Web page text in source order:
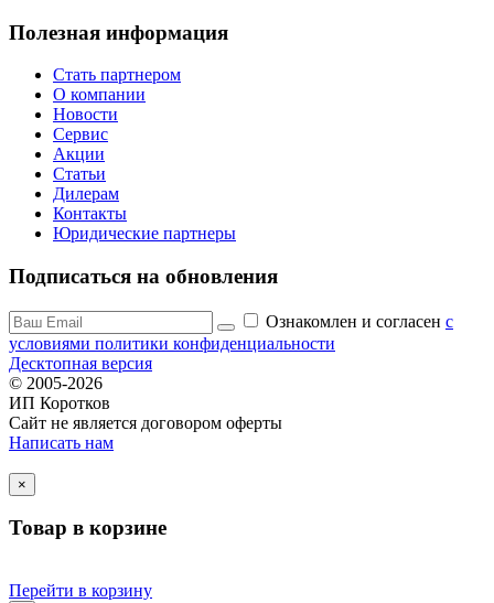
Полезная информация
Стать партнером
О компании
Новости
Сервис
Акции
Статьи
Дилерам
Контакты
Юридические партнеры
Подписаться на обновления
Ознакомлен и согласен c
условиями политики конфиденциальности
Десктопная версия
© 2005-2026
ИП Коротков
Сайт не является договором оферты
Написать нам
×
Товар в корзине
Перейти в корзину